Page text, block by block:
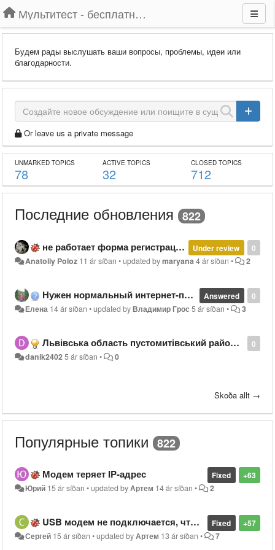
Мультитест - бесплатный подбор провайдера по адресу
Будем рады выслушать ваши вопросы, проблемы, идеи или
благодарности.
Or leave us a private message
UNMARKED TOPICS
78
ACTIVE TOPICS
32
CLOSED TOPICS
712
Последние обновления 822
0
Under review
не работает форма регистрации
Anatoliy Poloz 11 ár síðan •updated bymaryana4 ár síðan • 2
0
Answered
Нужен нормальный интернет-провайдер в поселке Гора, Бориспольский район
Елена 14 ár síðan •updated byВладимир Грос 5 ár síðan • 3
0
Львівська область пустомитівський район село підтемне вулиця зубрівська 58
danik24025 ár síðan • 0
Skoða allt →
Популярные топики 822
+63
Fixed
Модем теряет IP-адрес
Юрий 15 ár síðan •updated byАртем 14 ár síðan • 2
+57
Fixed
USB модем не подключается, что делать?
Сергей 15 ár síðan •updated byАртем 13 ár síðan • 7